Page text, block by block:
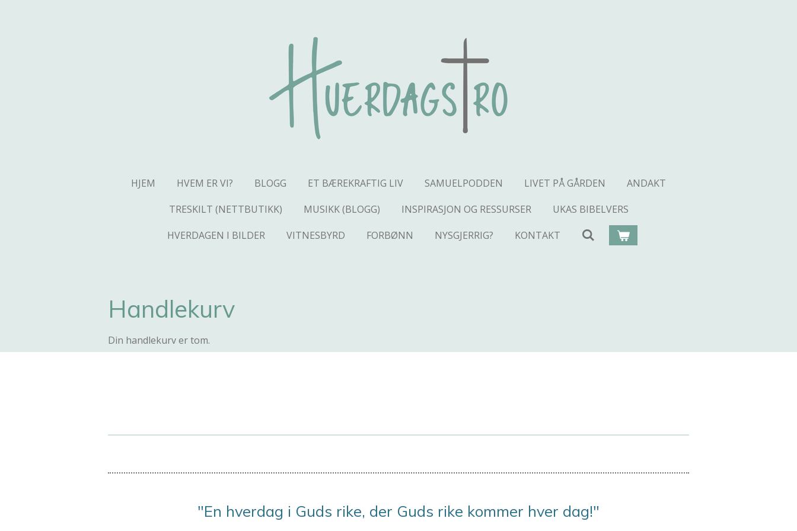
HJEM HVEM ER VI? BLOGG ET BÆREKRAFTIG LIV SAMUELPODDEN LIVET PÅ GÅRDEN
ANDAKT
TRESKILT (NETTBUTIKK)
MUSIKK (BLOGG) INSPIRASJON OG RESSURSER
UKAS BIBELVERS
HVERDAGEN I BILDER
VITNESBYRD FORBØNN NYSGJERRIG? KONTAKT
Handlekurv
Din handlekurv er tom.
"En hverdag i Guds rike, der Guds rike kommer hver dag!"